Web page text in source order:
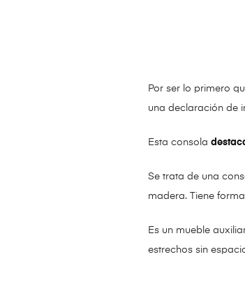
Por ser lo primero
una declaración de
Esta consola
Se trata de una
madera. Tiene
Es un mueble
estrechos sin